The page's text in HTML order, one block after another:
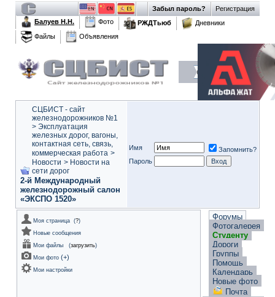
Регистрация
Забыл пароль?
Балуев Н.Н.
Фото РЖДТьюб
Дневники
Файлы
Объявления
СЦБИСТ - сайт
железнодорожников №1
> Эксплуатация
железных дорог, вагоны,
контактная сеть, связь,
коммерческая работа >
Новости > Новости на
сети дорог
2-й Международный
железнодорожный салон
«ЭКСПО 1520»
Имя
Запомнить?
Пароль
Моя страница (?)
Новые сообщения
Мои файлы
(загрузить)
Мои фото (+)
Мои настройки
Форумы
Фотогалерея
Студенту
Дороги
Группы
Помощь
Календарь
Новые фото
Почта